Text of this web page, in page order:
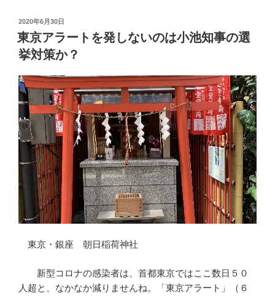
投
稿
日:
2020年6月30日
東京アラートを発しないのは小池知事の選
挙対策か？
東京・銀座 朝日稲荷神社
新型コロナの感染者は、首都東京ではここ数日５０
人超と、なかなか減りませんね。「東京アラート」（６